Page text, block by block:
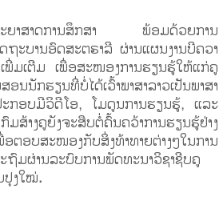
ະຍາສາດການສຶກສາ ພ້ອມດ້ວຍການ
ະບານອົດສະຕຣາລີ ຜ່ານແຜນງານບີຄວາ
ພີ່ມເຕີມ ເພື່ອສະໜອງການຮຽນຮູ້ໃຫ້ແກ່ຄູ
ກຮຽນທີ່ບໍ່ໄດ້ເວົ້າພາສາລາວເປັນພາສາ
ະກອບມີວິດີໂອ, ໂມດູນການຮຽນຮູ້, ແລະ
ສ້າງຄູຍັງຈະສືບຕໍ່ຄົ້ນຄວ້າການຮຽນຮູ້ຢ່າງ
ອບສະໜອງກັບສິ່ງທ້າທາຍຕ່າງໆໃນການ
ມຜ່ານລະບົບການພັດທະນາວິຊາຊີບຄູ
ປຸງໃໝ່.